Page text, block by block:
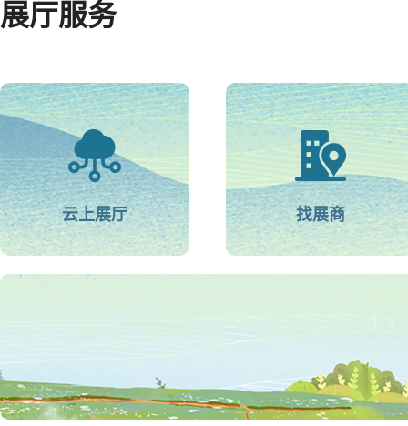
展厅服务
云上展厅 找展商